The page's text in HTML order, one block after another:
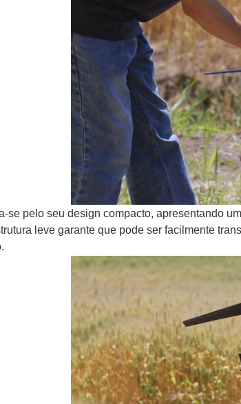
se pelo seu design compacto, apresentando
leve garante que pode ser facilmente